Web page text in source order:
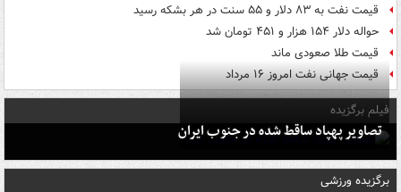
قیمت نفت به ۸۳ دلار و ۵۵ سنت در هر بشکه رسید
حواله دلار ۱۵۴ هزار و ۴۵۱ تومان شد
قیمت طلا صعودی ماند
قیمت جهانی نفت امروز ۱۶ مرداد
فیلم برگزیده
تصاویر پهپاد ساقط شده در جنوب ایران
برگزیده ورزشی